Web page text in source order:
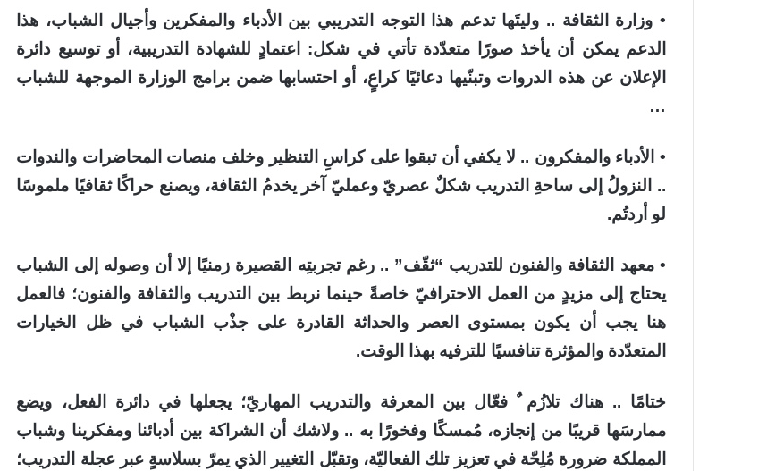
• وزارة الثقافة .. وليتَها تدعم هذا التوجه التدريبي بين الأدباء والمفكرين وأجيال الشباب، هذا
الدعم يمكن أن يأخذ صورًا متعدّدة تأتي في شكل: اعتمادٍ للشهادة التدريبية، أو توسيع دائرة
الإعلان عن هذه الدروات وتبنّيها دعائيًا كراعٍ، أو احتسابها ضمن برامج الوزارة الموجهة للشباب
…
• الأدباء والمفكرون .. لا يكفي أن تبقوا على كراسِ التنظير وخلف منصات المحاضرات والندوات
.. النزولُ إلى ساحةِ التدريب شكلٌ عصريّ وعمليّ آخر يخدمُ الثقافة، ويصنع حراكًا ثقافيًا ملموسًا
لو أردتُم.
• معهد الثقافة والفنون للتدريب “ثقّف” .. رغم تجربتِه القصيرة زمنيًا إلا أن وصوله إلى الشباب
يحتاج إلى مزيدٍ من العمل الاحترافيّ خاصةً حينما نربط بين التدريب والثقافة والفنون؛ فالعمل
هنا يجب أن يكون بمستوى العصر والحداثة القادرة على جذْب الشباب في ظل الخيارات
المتعدّدة والمؤثرة تنافسيًا للترفيه بهذا الوقت.
ختامًا .. هناك تلازُم ٌ فعّال بين المعرفة والتدريب المهاريّ؛ يجعلها في دائرة الفعل، ويضع
ممارسَها قريبًا من إنجازه، مُمسكًا وفخورًا به .. ولاشك أن الشراكة بين أدبائنا ومفكرينا وشباب
المملكة ضرورة مُلِحّة في تعزيز تلك الفعاليّة، وتقبّل التغيير الذي يمرّ بسلاسةٍ عبر عجلة التدريب؛